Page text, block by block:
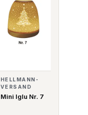
HELLMANN-
VERSAND
Mini Iglu Nr. 7